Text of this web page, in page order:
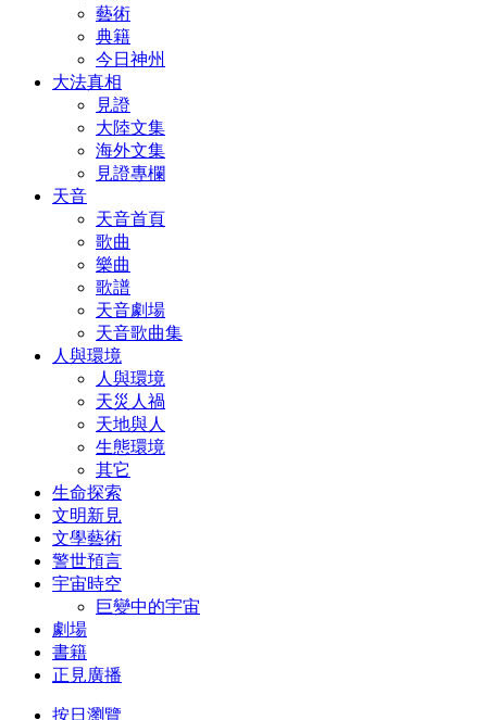
藝術
典籍
今日神州
大法真相
見證
大陸文集
海外文集
見證專欄
天音
天音首頁
歌曲
樂曲
歌譜
天音劇場
天音歌曲集
人與環境
人與環境
天災人禍
天地與人
生態環境
其它
生命探索
文明新見
文學藝術
警世預言
宇宙時空
巨變中的宇宙
劇場
書籍
正見廣播
按日瀏覽